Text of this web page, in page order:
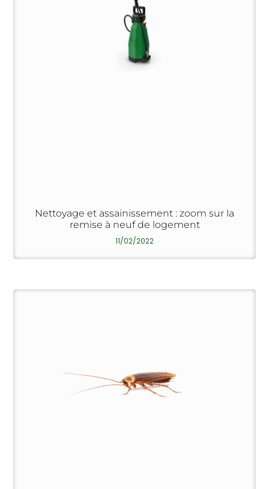
Nettoyage et assainissement : zoom sur la
remise à neuf de logement
11/02/2022